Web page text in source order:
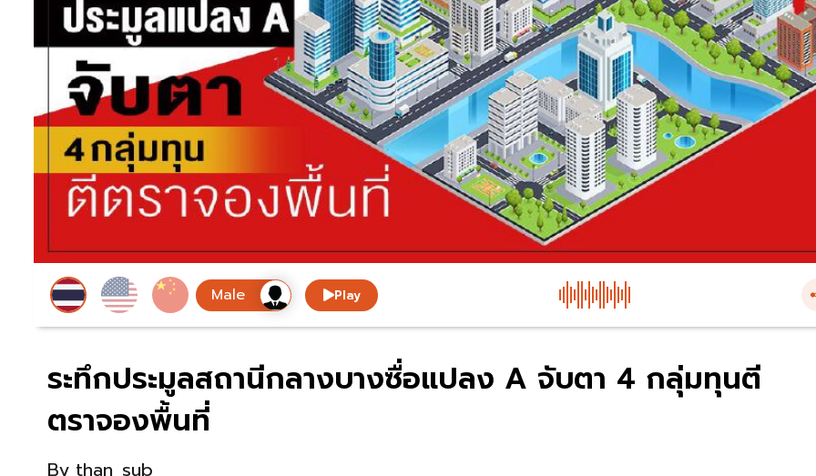
Play
ระทึกประมูลสถานีกลางบางซื่อแปลง A จับตา 4 กลุ่มทุนตี
ตราจองพื้นที่
By than_sub